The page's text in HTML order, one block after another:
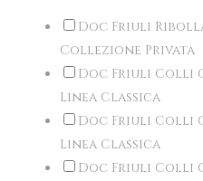
Doc Friuli
Collezione Privata
Doc Friuli Colli
Linea Classica
Doc Friuli Colli
Linea Classica
Doc Friuli Colli